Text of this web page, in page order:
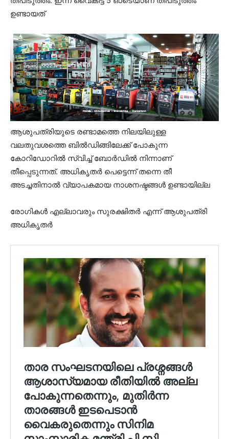
ഉണ്ടായത്
ആശുപത്രിയുടെ രണ്ടാമത്തെ നിലയിലുള്ള
വലതുവശത്തെ ബിൽഡിങ്ങിലേക്ക് പോകുന്ന
കോറിഡോറിൽ സ്വിച്ച് ബോർഡിൽ നിന്നാണ്
തീപ്പെടുന്നത്. അധികൃതർ പെട്ടെന്ന് തന്നെ തീ
അടച്ചതിനാൽ വ്യാപകമായ നാശനഷ്ടങ്ങൾ ഉണ്ടായില്ല
രോഗികൾ എല്ലാവരും സുരക്ഷിതർ എന്ന് ആശുപത്രി
അധികൃതർ